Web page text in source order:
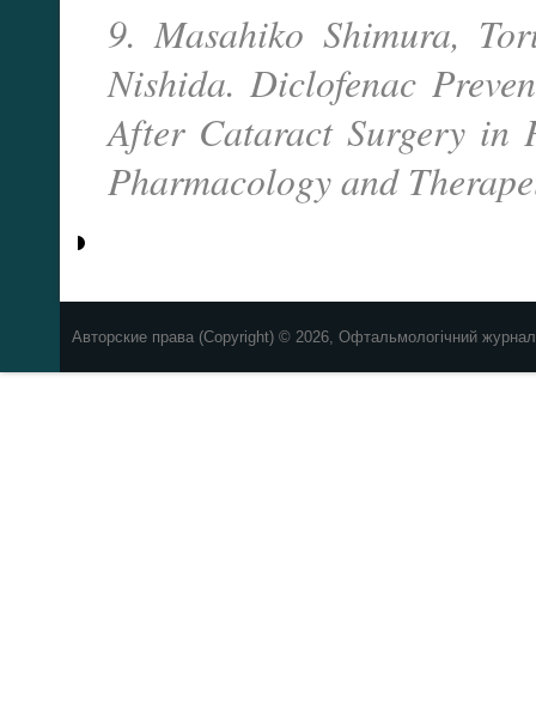
9. Masahiko Shimura,
Nishida. Diclofenac
After Cataract Surgery in
Pharmacology and
Авторские права (Copyright) © 2026, Офтальмологічний